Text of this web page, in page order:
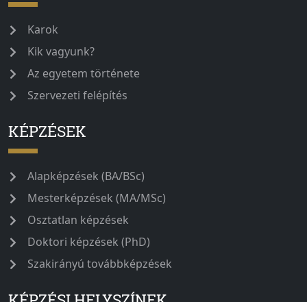
Karok
Kik vagyunk?
Az egyetem története
Szervezeti felépítés
KÉPZÉSEK
Alapképzések (BA/BSc)
Mesterképzések (MA/MSc)
Osztatlan képzések
Doktori képzések (PhD)
Szakirányú továbbképzések